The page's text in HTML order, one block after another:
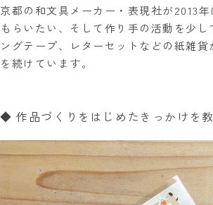
京都の和文具メーカー・表現社が2013
もらいたい、そして作り手の活動を少
ングテープ、レターセットなどの紙雑
を続けています。
◆ 作品づくりをはじめたきっかけを教